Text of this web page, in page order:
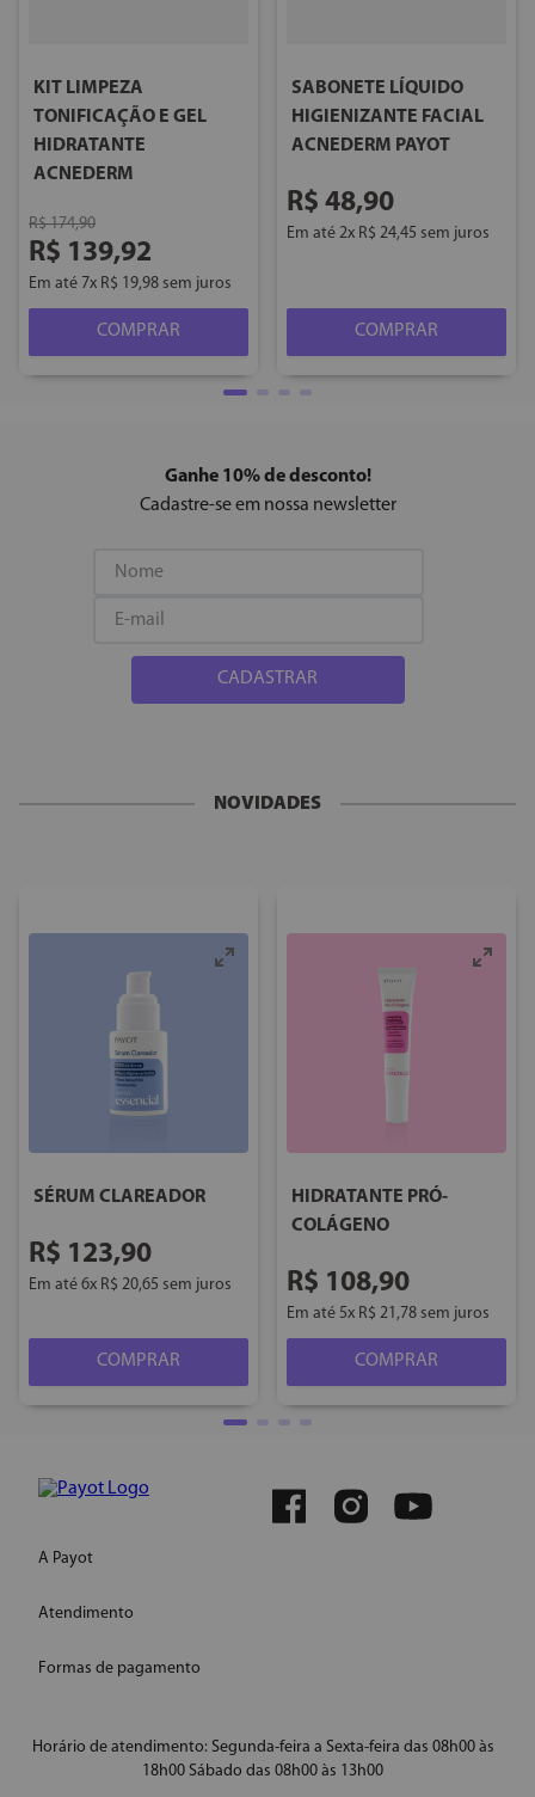
KIT LIMPEZA
TONIFICAÇÃO E GEL
HIDRATANTE
ACNEDERM
R$ 174,90
R$ 139,92
Em até 7x R$ 19,98 sem juros
COMPRAR
SABONETE LÍQUIDO
HIGIENIZANTE FACIAL
ACNEDERM PAYOT
R$ 48,90
Em até 2x R$ 24,45 sem juros
COMPRAR
Ganhe 10% de desconto!
Cadastre-se em nossa newsletter
CADASTRAR
NOVIDADES
SÉRUM CLAREADOR
R$ 123,90
Em até 6x R$ 20,65 sem juros
COMPRAR
HIDRATANTE PRÓ-
COLÁGENO
R$ 108,90
Em até 5x R$ 21,78 sem juros
COMPRAR
A Payot
Quem somos
Atendimento
WhatsApp
Formas de pagamento
Horário de atendimento: Segunda-feira a Sexta-feira das 08h00 às
18h00 Sábado das 08h00 às 13h00